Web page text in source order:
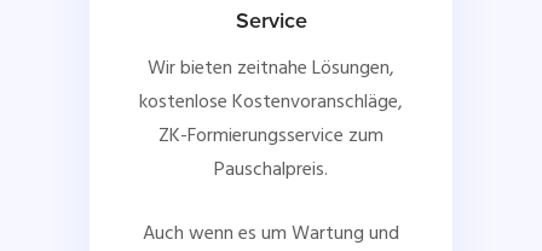
Service
Wir bieten zeitnahe Lösungen,
kostenlose Kostenvoranschläge,
ZK-Formierungsservice zum
Pauschalpreis.
Auch wenn es um Wartung und